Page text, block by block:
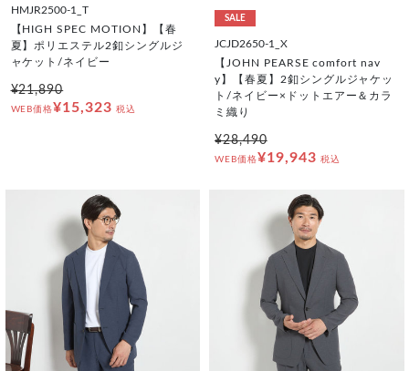
HMJR2500-1_T
【HIGH SPEC MOTION】【春
夏】ポリエステル2釦シングルジ
ャケット/ネイビー
¥21,890
WEB価格¥15,323 税込
SALE
JCJD2650-1_X
【JOHN PEARSE comfort nav
y】【春夏】2釦シングルジャケッ
ト/ネイビー×ドットエアー＆カラ
ミ織り
¥28,490
WEB価格¥19,943 税込